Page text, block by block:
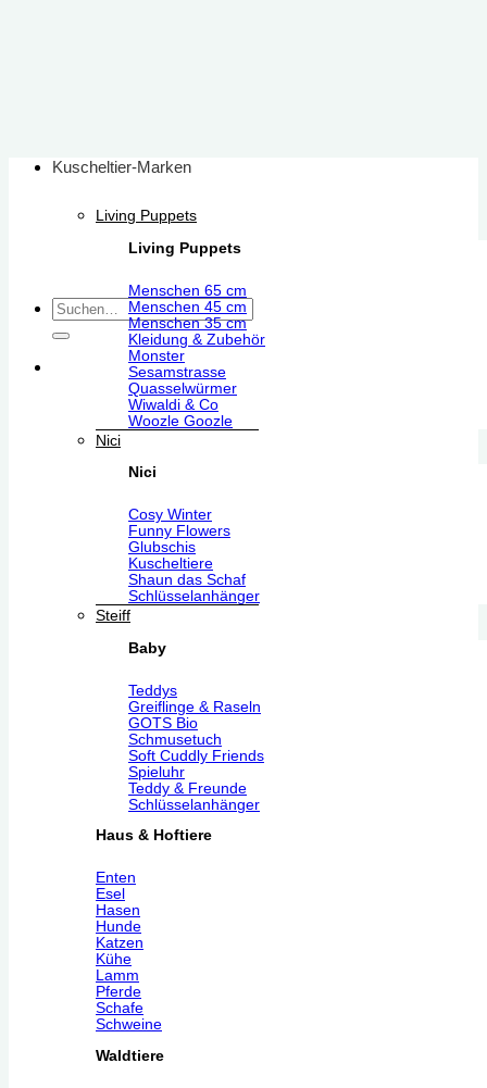
Suchen
nach:
Kuscheltier-Marken
Living Puppets
Living Puppets
Menschen 65 cm
Menschen 45 cm
Menschen 35 cm
Kleidung & Zubehör
Monster
Sesamstrasse
Quasselwürmer
Wiwaldi & Co
Woozle Goozle
Nici
Nici
Cosy Winter
Funny Flowers
Glubschis
Kuscheltiere
Shaun das Schaf
Schlüsselanhänger
Steiff
Baby
Teddys
Greiflinge & Raseln
GOTS Bio
Schmusetuch
Soft Cuddly Friends
Spieluhr
Teddy & Freunde
Schlüsselanhänger
Haus & Hoftiere
Enten
Esel
Hasen
Hunde
Katzen
Kühe
Lamm
Pferde
Schafe
Schweine
Waldtiere